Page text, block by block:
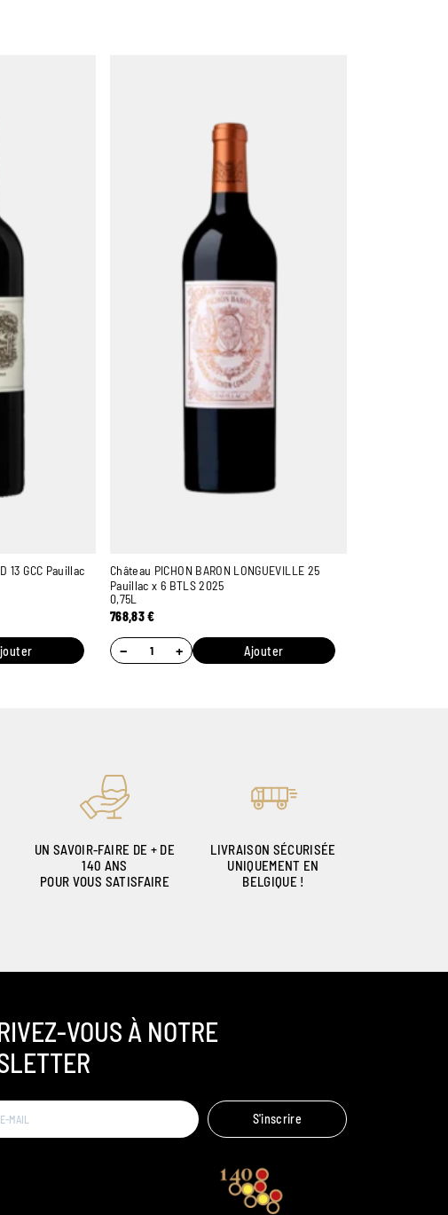
13 GCC Pauillac
Château PICHON BARON LONGUEVILLE 25
Pauillac x 6 BTLS 2025
0,75L
768,83€
− + Ajouter
UN SAVOIR-FAIRE DE + DE
140 ANS
POUR VOUS SATISFAIRE
LIVRAISON SÉCURISÉE
UNIQUEMENT EN
BELGIQUE !
VOUS À NOTRE
S'inscrire
Ambroise, Votre sommelier
Disponible pour vous conseiller